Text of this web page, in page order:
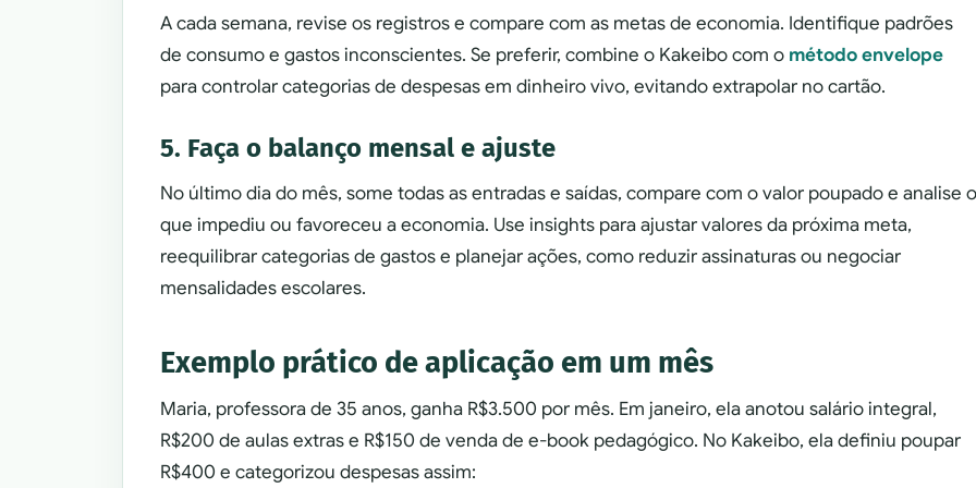
A cada semana, revise os registros e compare com as metas de economia. Identifique padrões
de consumo e gastos inconscientes. Se preferir, combine o Kakeibo com o método envelope
para controlar categorias de despesas em dinheiro vivo, evitando extrapolar no cartão.
5. Faça o balanço mensal e ajuste
No último dia do mês, some todas as entradas e saídas, compare com o valor poupado e analise o
que impediu ou favoreceu a economia. Use insights para ajustar valores da próxima meta,
reequilibrar categorias de gastos e planejar ações, como reduzir assinaturas ou negociar
mensalidades escolares.
Exemplo prático de aplicação em um mês
Maria, professora de 35 anos, ganha R$3.500 por mês. Em janeiro, ela anotou salário integral,
R$200 de aulas extras e R$150 de venda de e-book pedagógico. No Kakeibo, ela definiu poupar
R$400 e categorizou despesas assim: